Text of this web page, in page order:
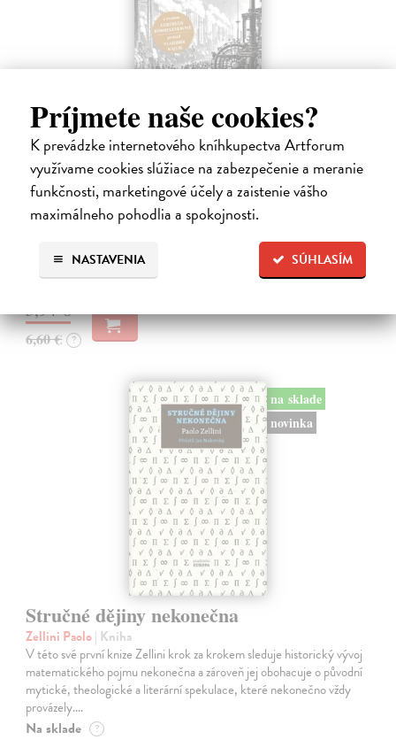
Príjmete naše cookies?
K prevádzke internetového kníhkupectva Artforum
využívame cookies slúžiace na zabezpečenie a meranie
funkčnosti, marketingové účely a zaistenie vášho
maximálneho pohodlia a spokojnosti.
SÚHLASÍM
NASTAVENIA
Memoár o chudobě
Tocqueville Alexis de
| Kniha
První český překlad méně známého díla jedné z nejvýznamnějších
osobností evropské politické filosofie 19. století je doplněn obšírnými
komentáři Ivo Budila, Jana Kellera a Gertrudy Himmelfalberové.
Na sklade ?
5,94 €
6,60 € ?
na sklade
novinka
Stručné dějiny nekonečna
Zellini Paolo| Kniha
V této své první knize Zellini krok za krokem sleduje historický vývoj
matematického pojmu nekonečna a zároveň jej obohacuje o původní
mytické, theologické a literární spekulace, které nekonečno vždy
provázely.…
Na sklade ?